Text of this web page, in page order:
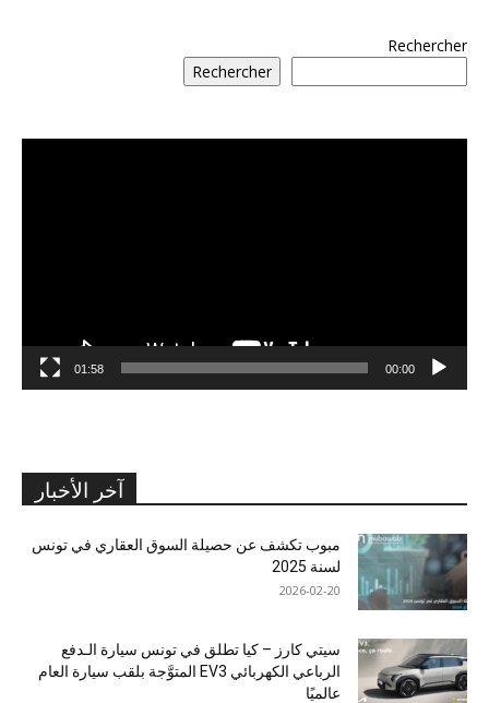
Rechercher
Rechercher
00:00
01:58
آخر الأخبار
مبوب تكشف عن حصيلة السوق العقاري في تونس
لسنة 2025
2026-02-20
سيتي كارز – كيا تطلق في تونس سيارة الـدفع
الرباعي الكهربائي EV3 المتوَّجة بلقب سيارة العام
عالميًا